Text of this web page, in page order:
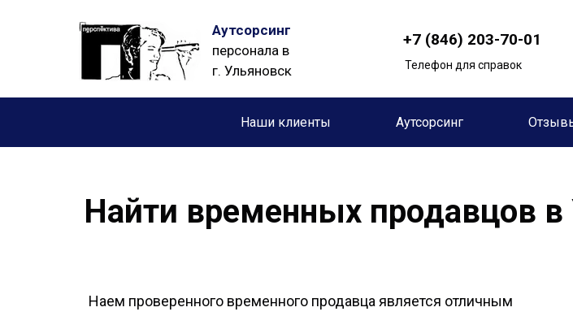
Аутсорсинг
персонала в
г. Ульяновск
+7 (846) 203-70-01
Телефон для справок
Наши клиенты Аутсорсинг
Наем проверенного временного продавца является отличным
Найти временных продавцов в